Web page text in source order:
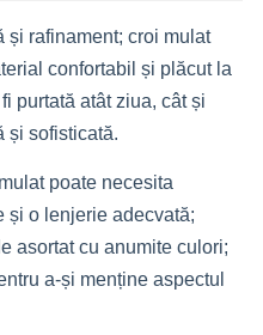
și rafinament; croi mulat
confortabil și plăcut la
purtată atât ziua, cât și
și sofisticată.
poate necesita
și o lenjerie adecvată;
asortat cu anumite culori;
a-și menține aspectul